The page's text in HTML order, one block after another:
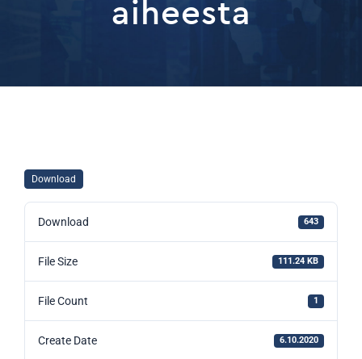
aiheesta
Download
Download 643
File Size 111.24 KB
File Count 1
Create Date 6.10.2020